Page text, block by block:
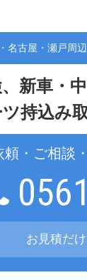
名古屋・瀬戸周
新車・
持込み
頼・ご相談
お見積だ